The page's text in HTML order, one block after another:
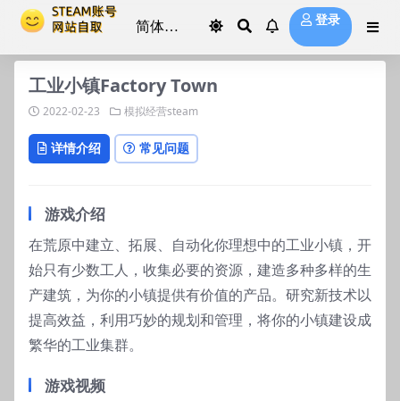
登录
工业小镇Factory Town
2022-02-23 模拟经营steam
详情介绍 常见问题
游戏介绍
在荒原中建立、拓展、自动化你理想中的工业小镇，开
始只有少数工人，收集必要的资源，建造多种多样的生
产建筑，为你的小镇提供有价值的产品。研究新技术以
提高效益，利用巧妙的规划和管理，将你的小镇建设成
繁华的工业集群。
游戏视频